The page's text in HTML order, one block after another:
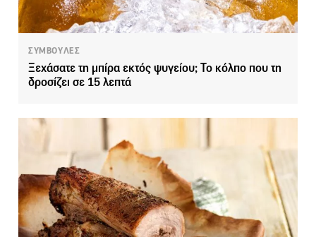
ΣΥΜΒΟΥΛΕΣ
Ξεχάσατε τη μπίρα εκτός ψυγείου; Το κόλπο που τη
δροσίζει σε 15 λεπτά